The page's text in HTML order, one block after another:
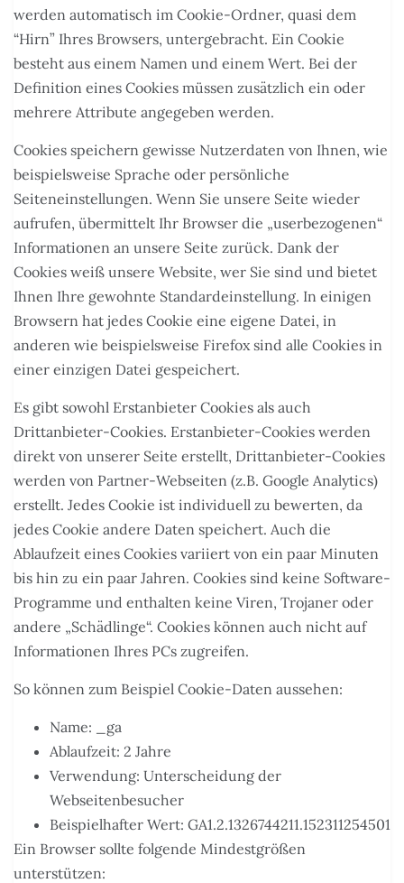
werden automatisch im Cookie-Ordner, quasi dem
“Hirn” Ihres Browsers, untergebracht. Ein Cookie
besteht aus einem Namen und einem Wert. Bei der
Definition eines Cookies müssen zusätzlich ein oder
mehrere Attribute angegeben werden.
Cookies speichern gewisse Nutzerdaten von Ihnen, wie
beispielsweise Sprache oder persönliche
Seiteneinstellungen. Wenn Sie unsere Seite wieder
aufrufen, übermittelt Ihr Browser die „userbezogenen“
Informationen an unsere Seite zurück. Dank der
Cookies weiß unsere Website, wer Sie sind und bietet
Ihnen Ihre gewohnte Standardeinstellung. In einigen
Browsern hat jedes Cookie eine eigene Datei, in
anderen wie beispielsweise Firefox sind alle Cookies in
einer einzigen Datei gespeichert.
Es gibt sowohl Erstanbieter Cookies als auch
Drittanbieter-Cookies. Erstanbieter-Cookies werden
direkt von unserer Seite erstellt, Drittanbieter-Cookies
werden von Partner-Webseiten (z.B. Google Analytics)
erstellt. Jedes Cookie ist individuell zu bewerten, da
jedes Cookie andere Daten speichert. Auch die
Ablaufzeit eines Cookies variiert von ein paar Minuten
bis hin zu ein paar Jahren. Cookies sind keine Software-
Programme und enthalten keine Viren, Trojaner oder
andere „Schädlinge“. Cookies können auch nicht auf
Informationen Ihres PCs zugreifen.
So können zum Beispiel Cookie-Daten aussehen:
Name: _ga
Ablaufzeit: 2 Jahre
Verwendung: Unterscheidung der
Webseitenbesucher
Beispielhafter Wert: GA1.2.1326744211.152311254501
Ein Browser sollte folgende Mindestgrößen
unterstützen: